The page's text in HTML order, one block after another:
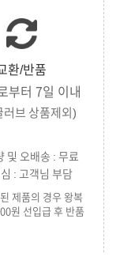
환/반품
부터 7일 이내
러브 상품제외)
및 오배송 : 무료
: 고객님 부담
제품의 경우 왕복
원 선입급 후 반품